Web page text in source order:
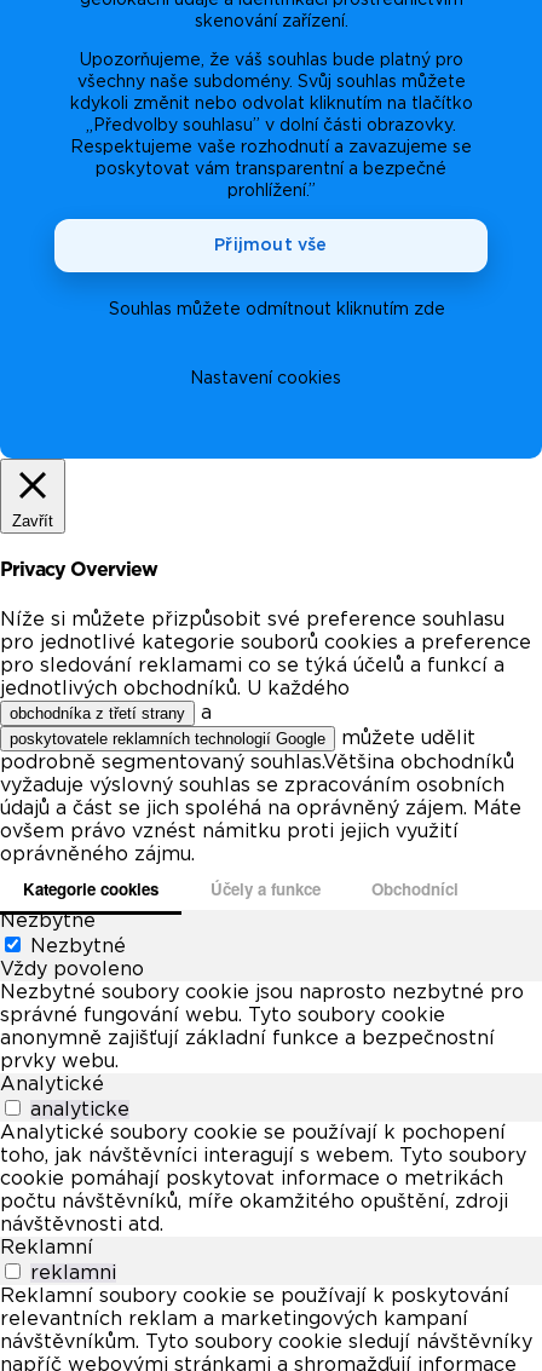
skenování zařízení.
Upozorňujeme, že váš souhlas bude platný pro
všechny naše subdomény. Svůj souhlas můžete
kdykoli změnit nebo odvolat kliknutím na tlačítko
„Předvolby souhlasu” v dolní části obrazovky.
Respektujeme vaše rozhodnutí a zavazujeme se
poskytovat vám transparentní a bezpečné
prohlížení.”
Nastavení cookies
Souhlas můžete odmítnout kliknutím zde
Přijmout vše
Zavřít
Privacy Overview
Níže si můžete přizpůsobit své preference souhlasu
pro jednotlivé kategorie souborů cookies a preference
pro sledování reklamami co se týká účelů a funkcí a
jednotlivých obchodníků. U každého
obchodníka z třetí strany a
poskytovatele reklamních technologií Google
můžete udělit
podrobně segmentovaný souhlas.Většina obchodníků
vyžaduje výslovný souhlas se zpracováním osobních
údajů a část se jich spoléhá na oprávněný zájem. Máte
ovšem právo vznést námitku proti jejich využití
oprávněného zájmu.
Kategorie cookies Účely a funkce Obchodníci
Nezbytné
Nezbytné
Vždy povoleno
Nezbytné soubory cookie jsou naprosto nezbytné pro
správné fungování webu. Tyto soubory cookie
anonymně zajišťují základní funkce a bezpečnostní
prvky webu.
Analytické
analyticke
Analytické soubory cookie se používají k pochopení
toho, jak návštěvníci interagují s webem. Tyto soubory
cookie pomáhají poskytovat informace o metrikách
počtu návštěvníků, míře okamžitého opuštění, zdroji
návštěvnosti atd.
Reklamní
reklamni
Reklamní soubory cookie se používají k poskytování
relevantních reklam a marketingových kampaní
návštěvníkům. Tyto soubory cookie sledují návštěvníky
napříč webovými stránkami a shromažďují informace